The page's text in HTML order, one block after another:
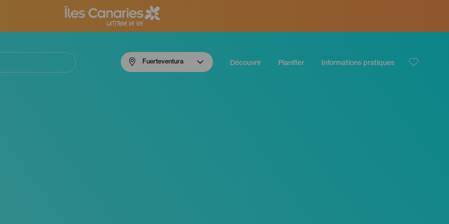
Fuerteventura
Fuerteventura Découvrir Planifier Informations pratiques